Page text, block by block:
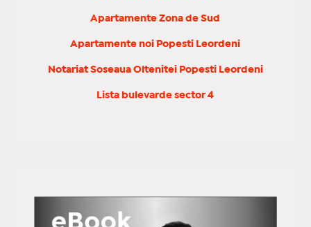
Apartamente Zona de Sud
Apartamente noi Popesti Leordeni
Notariat Soseaua Oltenitei Popesti Leordeni
Lista bulevarde sector 4